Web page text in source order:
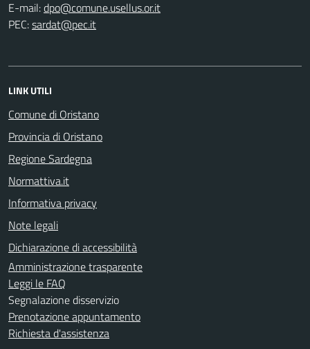
E-mail:
PEC:
LINK UTILI
Comune di Oristano
Provincia di Oristano
Regione Sardegna
Normattiva.it
Informativa privacy
Note legali
Dichiarazione di accessibilità
Amministrazione trasparente
Leggi le FAQ
Segnalazione disservizio
Prenotazione appuntamento
Richiesta d'assistenza